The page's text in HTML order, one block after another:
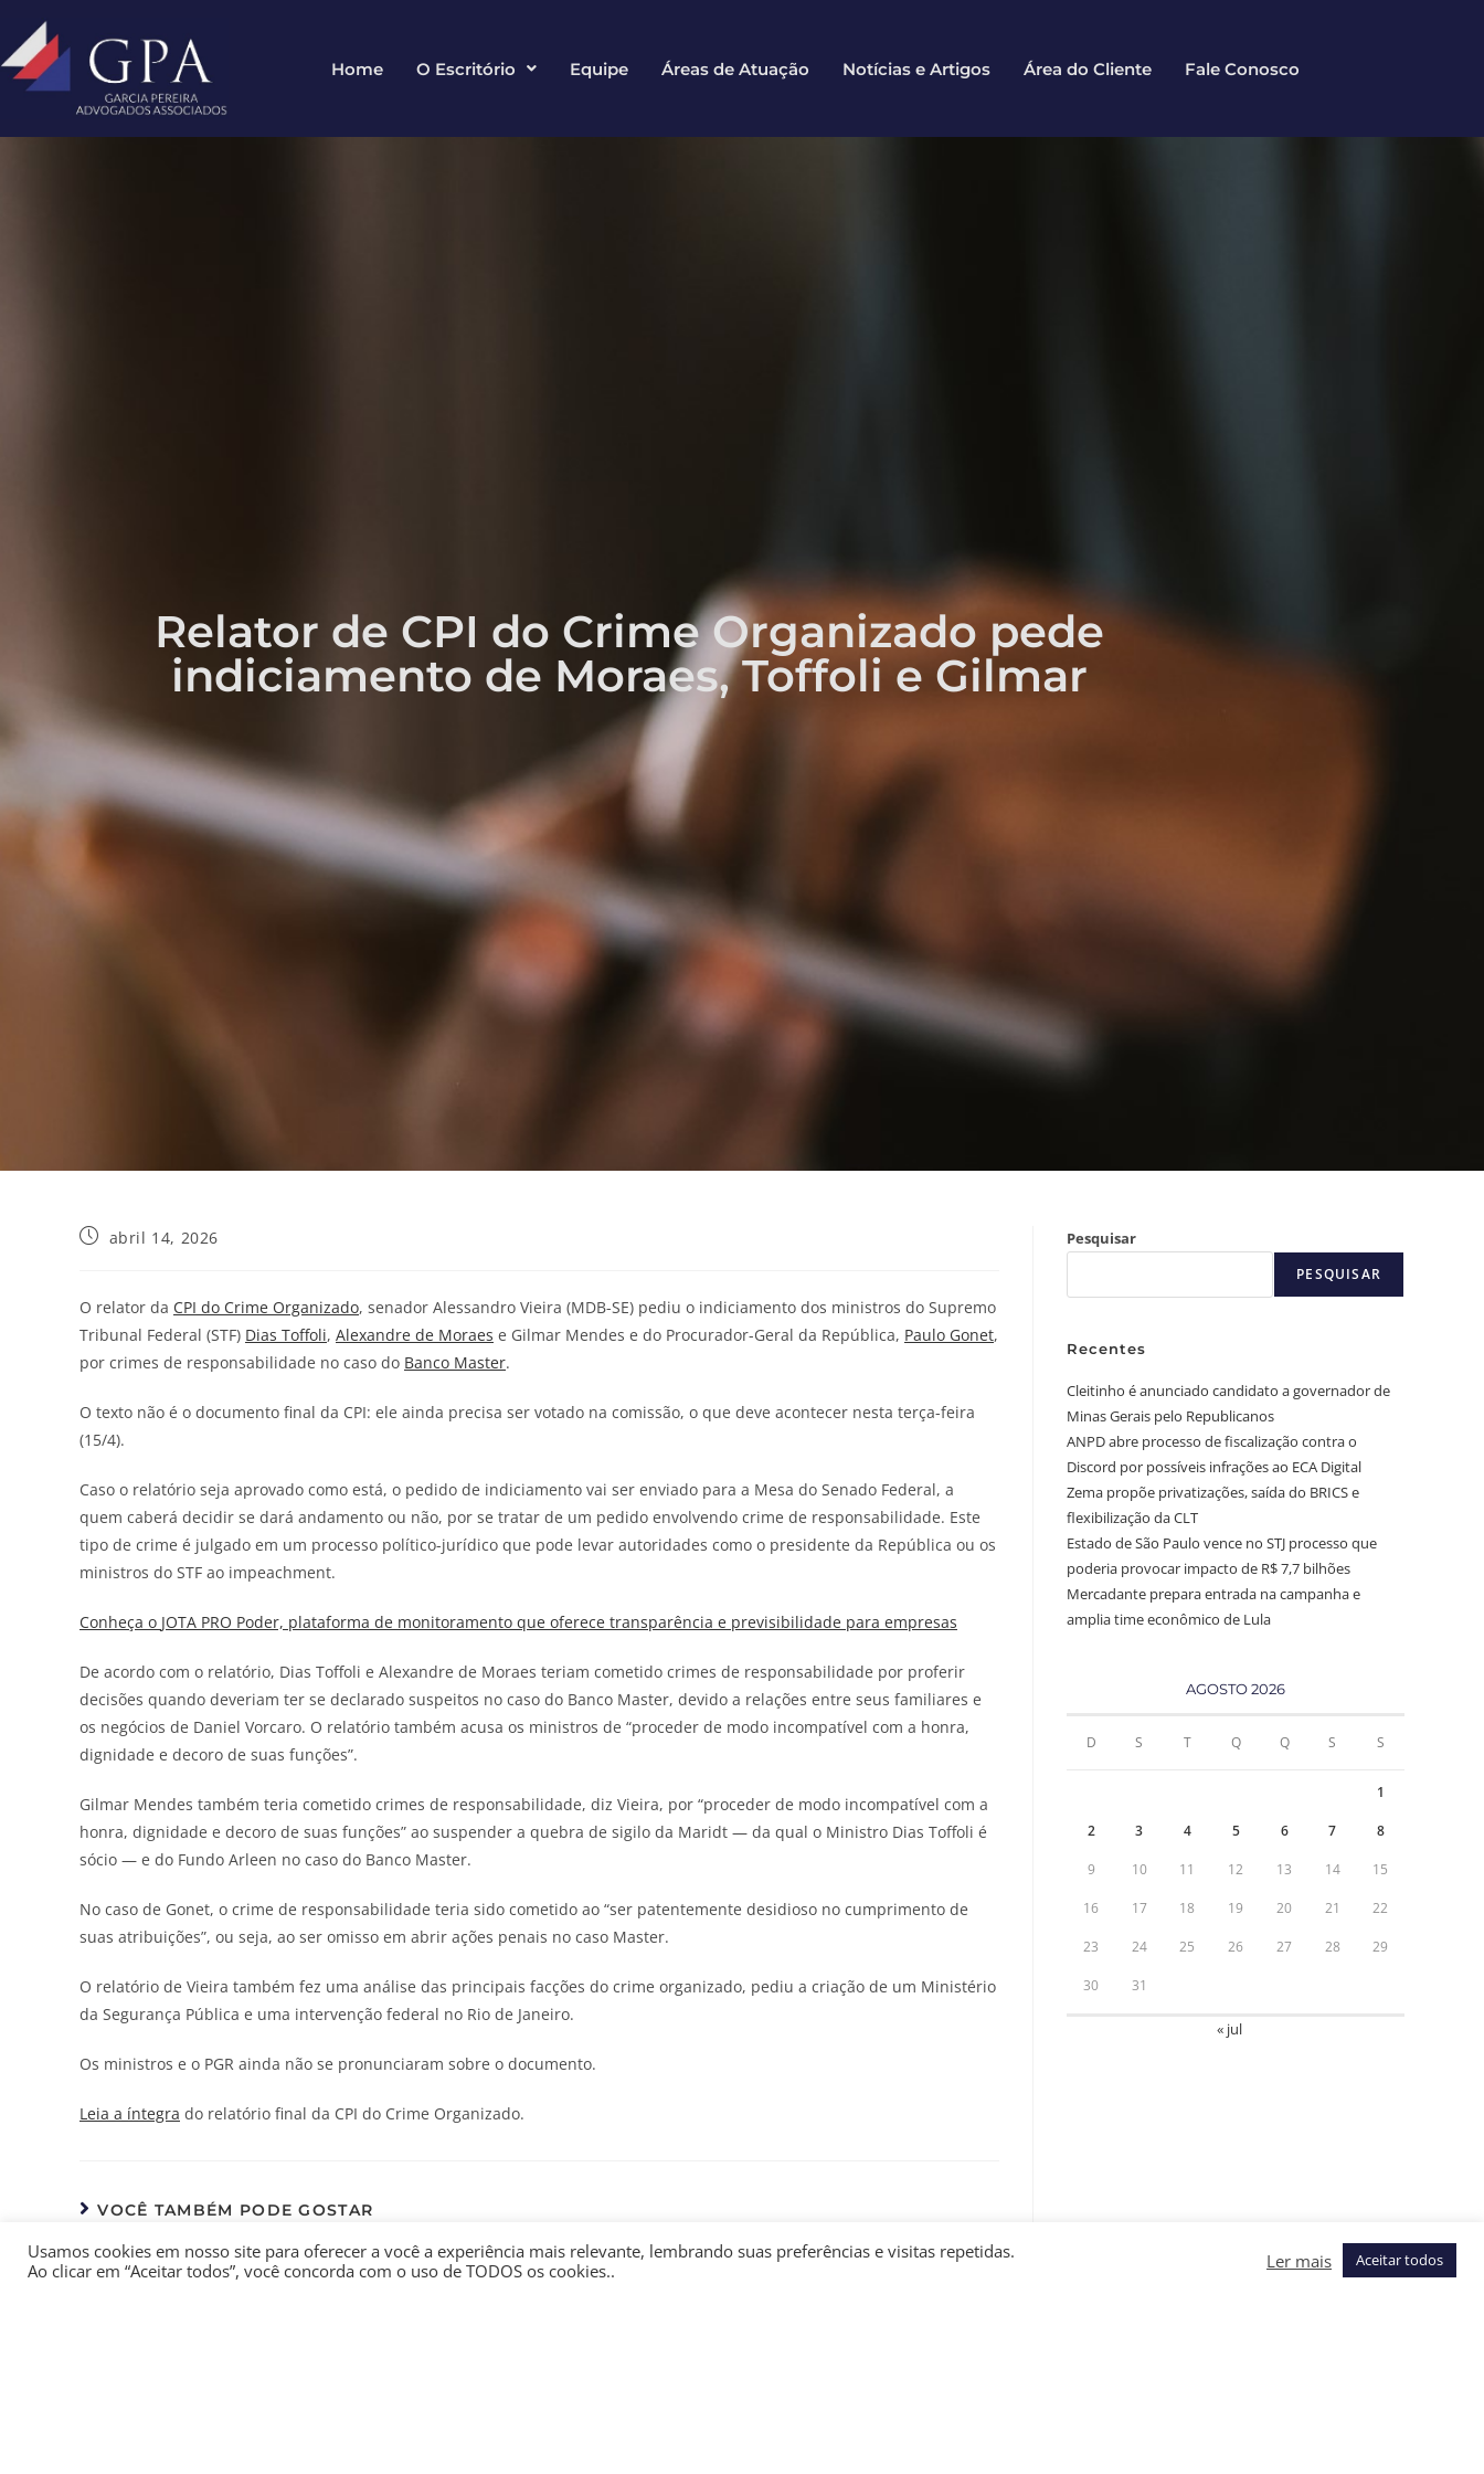
Home O Escritório Equipe Áreas de Atuação Notícias e Artigos Área do Cliente Fale Conosco
Relator de CPI do Crime Organizado pede
indiciamento de Moraes, Toffoli e Gilmar
abril 14, 2026
O relator da CPI do Crime Organizado, senador Alessandro Vieira (MDB-SE) pediu o indiciamento dos ministros do Supremo
Tribunal Federal (STF) Dias Toffoli, Alexandre de Moraes e Gilmar Mendes e do Procurador-Geral da República, Paulo Gonet,
por crimes de responsabilidade no caso do Banco Master.
O texto não é o documento final da CPI: ele ainda precisa ser votado na comissão, o que deve acontecer nesta terça-feira
(15/4).
Caso o relatório seja aprovado como está, o pedido de indiciamento vai ser enviado para a Mesa do Senado Federal, a
quem caberá decidir se dará andamento ou não, por se tratar de um pedido envolvendo crime de responsabilidade. Este
tipo de crime é julgado em um processo político-jurídico que pode levar autoridades como o presidente da República ou os
ministros do STF ao impeachment.
Conheça o JOTA PRO Poder, plataforma de monitoramento que oferece transparência e previsibilidade para empresas
De acordo com o relatório, Dias Toffoli e Alexandre de Moraes teriam cometido crimes de responsabilidade por proferir
decisões quando deveriam ter se declarado suspeitos no caso do Banco Master, devido a relações entre seus familiares e
os negócios de Daniel Vorcaro. O relatório também acusa os ministros de “proceder de modo incompatível com a honra,
dignidade e decoro de suas funções”.
Gilmar Mendes também teria cometido crimes de responsabilidade, diz Vieira, por “proceder de modo incompatível com a
honra, dignidade e decoro de suas funções” ao suspender a quebra de sigilo da Maridt — da qual o Ministro Dias Toffoli é
sócio — e do Fundo Arleen no caso do Banco Master.
No caso de Gonet, o crime de responsabilidade teria sido cometido ao “ser patentemente desidioso no cumprimento de
suas atribuições”, ou seja, ao ser omisso em abrir ações penais no caso Master.
O relatório de Vieira também fez uma análise das principais facções do crime organizado, pediu a criação de um Ministério
da Segurança Pública e uma intervenção federal no Rio de Janeiro.
Os ministros e o PGR ainda não se pronunciaram sobre o documento.
Leia a íntegra do relatório final da CPI do Crime Organizado.
VOCÊ TAMBÉM PODE GOSTAR
MP não pode ser condenado
Endividar-se para trabalhar
Pesquisar
PESQUISAR
Recentes
Cleitinho é anunciado candidato a governador de
Minas Gerais pelo Republicanos
ANPD abre processo de fiscalização contra o
Discord por possíveis infrações ao ECA Digital
Zema propõe privatizações, saída do BRICS e
flexibilização da CLT
Estado de São Paulo vence no STJ processo que
poderia provocar impacto de R$ 7,7 bilhões
Mercadante prepara entrada na campanha e
amplia time econômico de Lula
AGOSTO 2026
D S T Q Q S S
1
2 3 4 5 6 7 8
9 10 11 12 13 14 15
16 17 18 19 20 21 22
23 24 25 26 27 28 29
30 31
« jul
Usamos cookies em nosso site para oferecer a você a experiência mais relevante, lembrando suas preferências e visitas repetidas.
Ao clicar em “Aceitar todos”, você concorda com o uso de TODOS os cookies..
Ler mais Aceitar todos